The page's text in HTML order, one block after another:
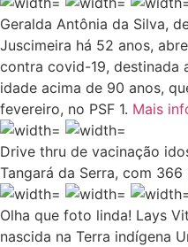
Geralda Antônia da Silva,
Juscimeira há 52 anos,
contra covid-19, destinada
idade acima de 90 anos,
fevereiro, no PSF 1. Mais
Drive thru de vacinação
Tangará da Serra, com
Olha que foto linda! Lays
nascida na Terra indígena